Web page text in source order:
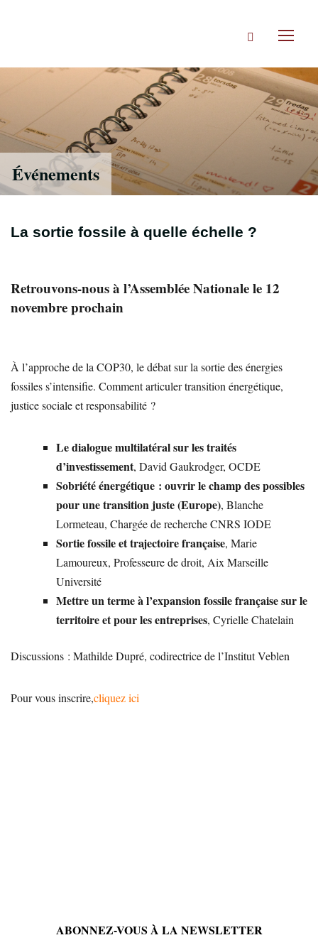
Rechercher
Événements
La sortie fossile à quelle échelle ?
Retrouvons-nous à l’Assemblée Nationale le 12
novembre prochain
À l’approche de la COP30, le débat sur la sortie des énergies
fossiles s’intensifie. Comment articuler transition énergétique,
justice sociale et responsabilité ?
Le dialogue multilatéral sur les traités
d’investissement, David Gaukrodger, OCDE
Sobriété énergétique : ouvrir le champ des possibles
pour une transition juste (Europe), Blanche
Lormeteau, Chargée de recherche CNRS IODE
Sortie fossile et trajectoire française, Marie
Lamoureux, Professeure de droit, Aix Marseille
Université
Mettre un terme à l’expansion fossile française sur le
territoire et pour les entreprises, Cyrielle Chatelain
Discussions : Mathilde Dupré, codirectrice de l’Institut Veblen
Pour vous inscrire,cliquez ici
ABONNEZ-VOUS À LA NEWSLETTER